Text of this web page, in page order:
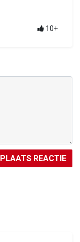
10+
PLAATS REACTIE